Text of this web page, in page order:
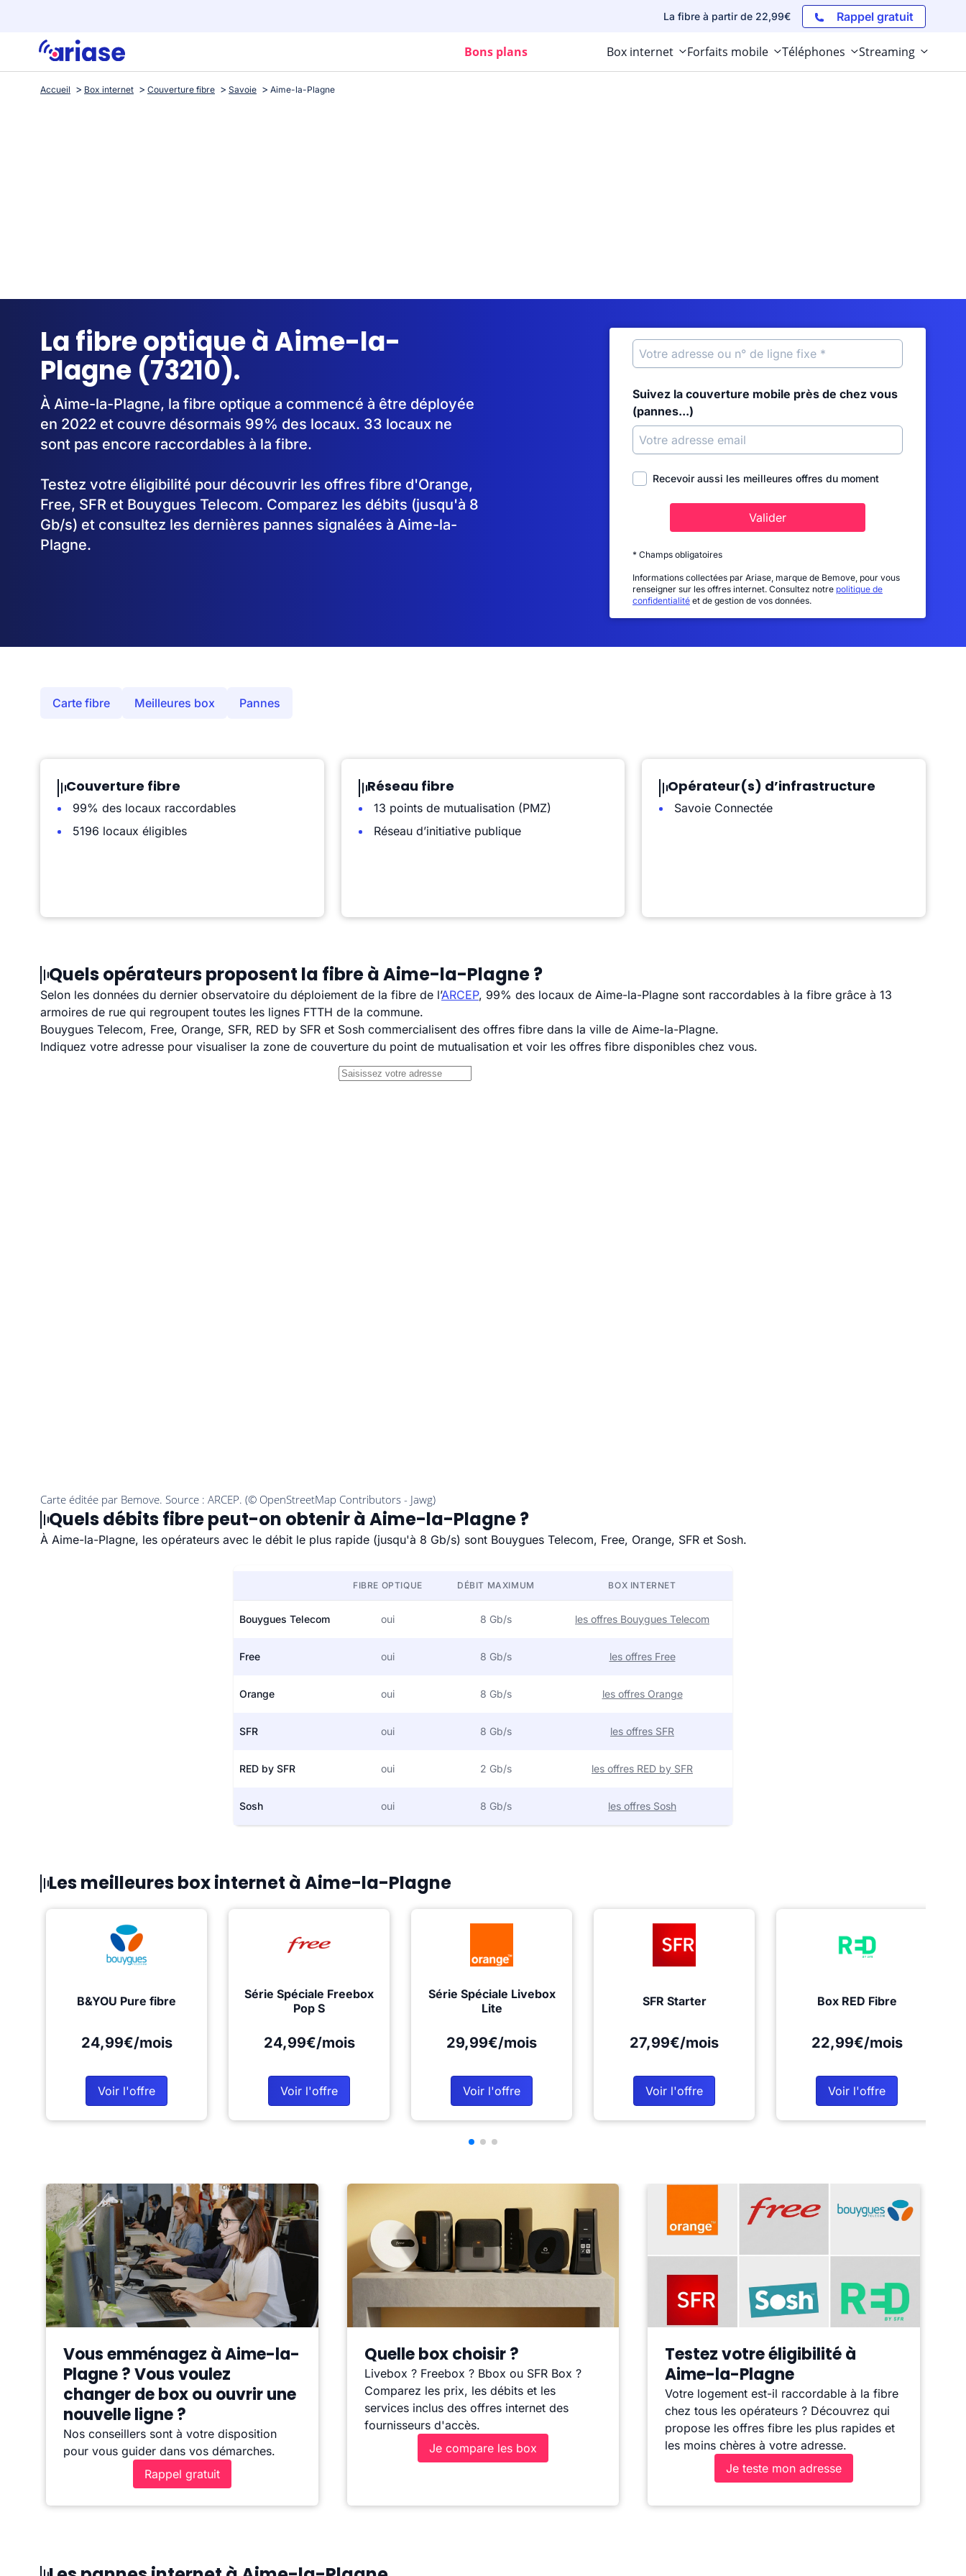
La fibre à partir de 22,99€ Rappel gratuit
Bons plans Box internet Forfaits mobile Téléphones Streaming
Accueil Box internet Couverture fibre Savoie Aime-la-Plagne
La fibre optique à Aime-la-
Plagne (73210).
À Aime-la-Plagne, la fibre optique a commencé à être déployée
en 2022 et couvre désormais 99% des locaux. 33 locaux ne
sont pas encore raccordables à la fibre.
Testez votre éligibilité pour découvrir les offres fibre d'Orange,
Free, SFR et Bouygues Telecom. Comparez les débits (jusqu'à 8
Gb/s) et consultez les dernières pannes signalées à Aime-la-
Plagne.
Suivez la couverture mobile près de chez vous
(pannes...)
Recevoir aussi les meilleures offres du moment
Valider
* Champs obligatoires
Informations collectées par Ariase, marque de Bemove, pour vous
renseigner sur les offres internet. Consultez notre politique de
confidentialité et de gestion de vos données.
Carte fibre Meilleures box Pannes
Couverture fibre
99% des locaux raccordables
5196 locaux éligibles
Réseau fibre
13 points de mutualisation (PMZ)
Réseau d’initiative publique
Opérateur(s) d’infrastructure
Savoie Connectée
Quels opérateurs proposent la fibre à Aime-la-Plagne ?
Selon les données du dernier observatoire du déploiement de la fibre de l’ARCEP, 99% des locaux de Aime-la-Plagne sont raccordables à la fibre grâce à 13
armoires de rue qui regroupent toutes les lignes FTTH de la commune.
Bouygues Telecom, Free, Orange, SFR, RED by SFR et Sosh commercialisent des offres fibre dans la ville de Aime-la-Plagne.
Indiquez votre adresse pour visualiser la zone de couverture du point de mutualisation et voir les offres fibre disponibles chez vous.
Quels débits fibre peut-on obtenir à Aime-la-Plagne ?
À Aime-la-Plagne, les opérateurs avec le débit le plus rapide (jusqu'à 8 Gb/s) sont Bouygues Telecom, Free, Orange, SFR et Sosh.
FIBRE OPTIQUE DÉBIT MAXIMUM BOX INTERNET
Bouygues Telecom oui 8 Gb/s les offres Bouygues Telecom
Free oui 8 Gb/s les offres Free
Orange oui 8 Gb/s les offres Orange
SFR oui 8 Gb/s les offres SFR
RED by SFR oui 2 Gb/s les offres RED by SFR
Sosh oui 8 Gb/s les offres Sosh
Les meilleures box internet à Aime-la-Plagne
B&YOU Pure fibre
24,99€/mois
Voir l'offre
Série Spéciale Freebox
Pop S
24,99€/mois
Voir l'offre
Série Spéciale Livebox
Lite
29,99€/mois
Voir l'offre
SFR Starter
27,99€/mois
Voir l'offre
Box RED Fibre
22,99€/mois
Voir l'offre
Vous emménagez à Aime-la-
Plagne ? Vous voulez
changer de box ou ouvrir une
nouvelle ligne ?
Nos conseillers sont à votre disposition
pour vous guider dans vos démarches.
Rappel gratuit
Quelle box choisir ?
Livebox ? Freebox ? Bbox ou SFR Box ?
Comparez les prix, les débits et les
services inclus des offres internet des
fournisseurs d'accès.
Je compare les box
Testez votre éligibilité à
Aime-la-Plagne
Votre logement est-il raccordable à la fibre
chez tous les opérateurs ? Découvrez qui
propose les offres fibre les plus rapides et
les moins chères à votre adresse.
Je teste mon adresse